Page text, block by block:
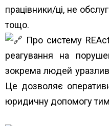
працівники/ці, не
тощо.
Про систему
реагування на
зокрема людей
Це дозволяє
юридичну допомогу